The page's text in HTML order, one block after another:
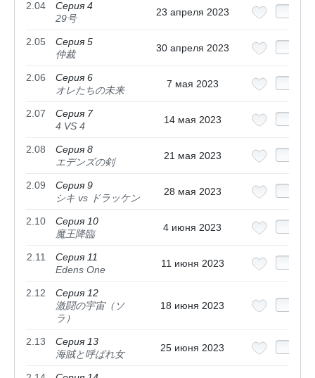
2.04
Серия 4
29号
23 апреля 2023
2.05
Серия 5
仲裁
30 апреля 2023
2.06
Серия 6
オレたちの未来
7 мая 2023
2.07
Серия 7
4 VS 4
14 мая 2023
2.08
Серия 8
エデンズの剣
21 мая 2023
2.09
Серия 9
シキ vs ドラッケン
28 мая 2023
2.10
Серия 10
魔王降臨
4 июня 2023
2.11
Серия 11
Edens One
11 июня 2023
2.12
Серия 12
激闘の宇宙（ソ
ラ）
18 июня 2023
2.13
Серия 13
海賊と呼ばれ女
25 июня 2023